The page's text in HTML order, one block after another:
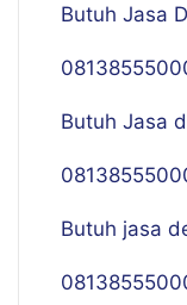
Butuh Jasa
Butuh Jasa
Butuh jasa